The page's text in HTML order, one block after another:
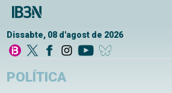
Dissabte, 08 d'agost de 2026
POLÍTICA